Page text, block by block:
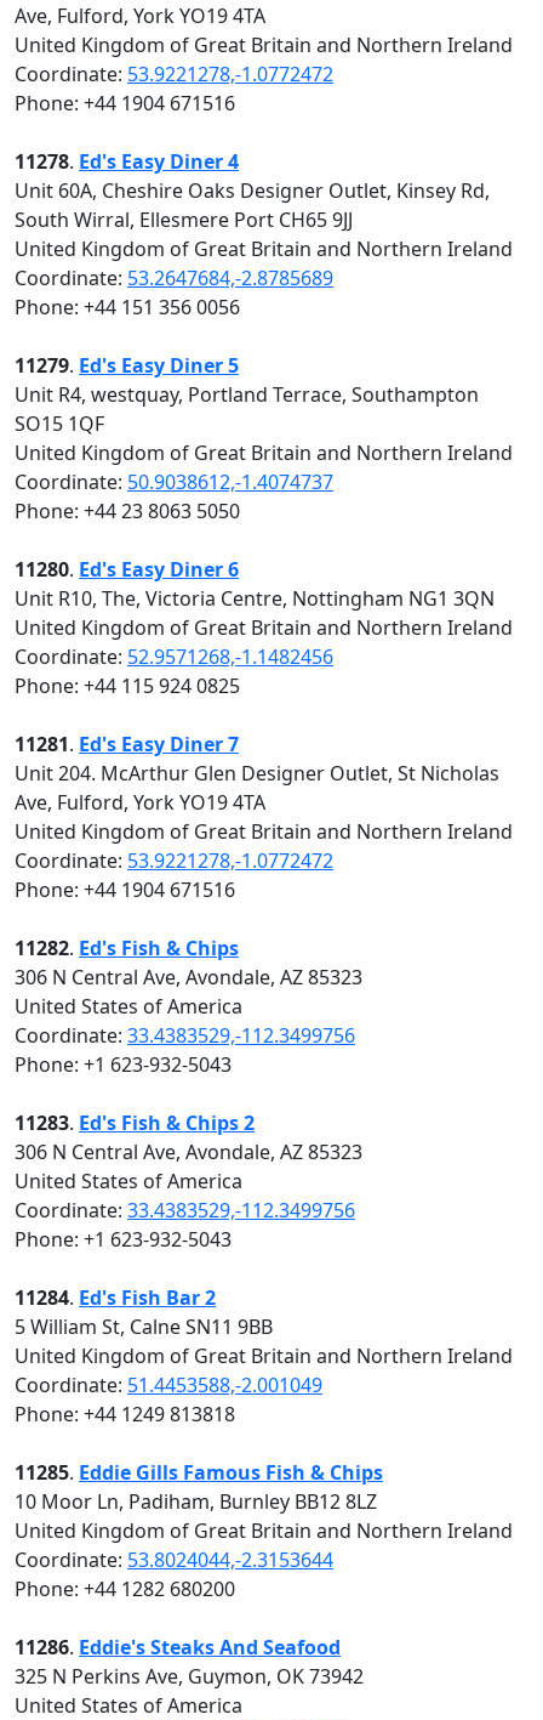
Ave, Fulford, York YO19 4TA
United Kingdom of Great Britain and Northern Ireland
Coordinate: 53.9221278,-1.0772472
Phone: +44 1904 671516
11278. Ed's Easy Diner 4
Unit 60A, Cheshire Oaks Designer Outlet, Kinsey Rd,
South Wirral, Ellesmere Port CH65 9JJ
United Kingdom of Great Britain and Northern Ireland
Coordinate: 53.2647684,-2.8785689
Phone: +44 151 356 0056
11279. Ed's Easy Diner 5
Unit R4, westquay, Portland Terrace, Southampton
SO15 1QF
United Kingdom of Great Britain and Northern Ireland
Coordinate: 50.9038612,-1.4074737
Phone: +44 23 8063 5050
11280. Ed's Easy Diner 6
Unit R10, The, Victoria Centre, Nottingham NG1 3QN
United Kingdom of Great Britain and Northern Ireland
Coordinate: 52.9571268,-1.1482456
Phone: +44 115 924 0825
11281. Ed's Easy Diner 7
Unit 204. McArthur Glen Designer Outlet, St Nicholas
Ave, Fulford, York YO19 4TA
United Kingdom of Great Britain and Northern Ireland
Coordinate: 53.9221278,-1.0772472
Phone: +44 1904 671516
11282. Ed's Fish & Chips
306 N Central Ave, Avondale, AZ 85323
United States of America
Coordinate: 33.4383529,-112.3499756
Phone: +1 623-932-5043
11283. Ed's Fish & Chips 2
306 N Central Ave, Avondale, AZ 85323
United States of America
Coordinate: 33.4383529,-112.3499756
Phone: +1 623-932-5043
11284. Ed's Fish Bar 2
5 William St, Calne SN11 9BB
United Kingdom of Great Britain and Northern Ireland
Coordinate: 51.4453588,-2.001049
Phone: +44 1249 813818
11285. Eddie Gills Famous Fish & Chips
10 Moor Ln, Padiham, Burnley BB12 8LZ
United Kingdom of Great Britain and Northern Ireland
Coordinate: 53.8024044,-2.3153644
Phone: +44 1282 680200
11286. Eddie's Steaks And Seafood
325 N Perkins Ave, Guymon, OK 73942
United States of America